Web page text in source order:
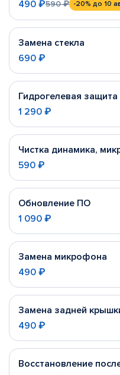
490 ₽590 ₽ -20% до 10
Замена стекла
690 ₽
Гидрогелевая защита
1 290 ₽
Чистка динамика,
590 ₽
Обновление ПО
1 090 ₽
Замена микрофона
490 ₽
Замена задней
490 ₽
Восстановление